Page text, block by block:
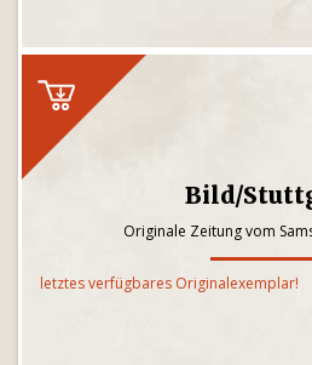
Bild/
Originale Zeitung vom
letztes verfügbares Originalexemplar!